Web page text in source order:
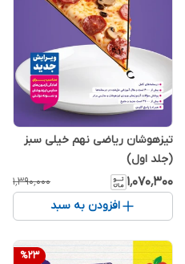
تیزهوشان ریاضی نهم خیلی سبز
(جلد اول)
۱٬۰۷۰٬۳۰۰ ۱٬۳۹۰٬۰۰۰
افزودن به سبد
%23